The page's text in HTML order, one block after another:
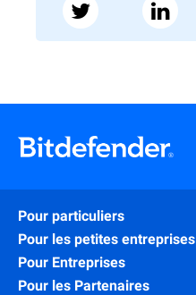
Pour particuliers
Pour les petites entreprises
Pour Entreprises
Pour les Partenaires